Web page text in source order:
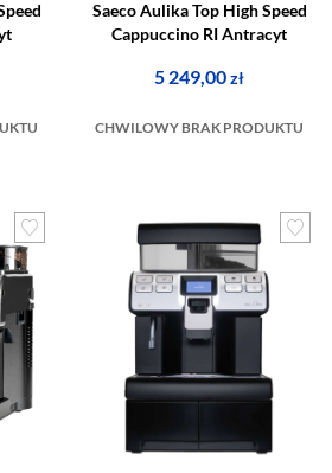
Saeco Aulika Top High Speed
Cappuccino RI Antracyt
5 249,00zł
CHWILOWY BRAK PRODUKTU